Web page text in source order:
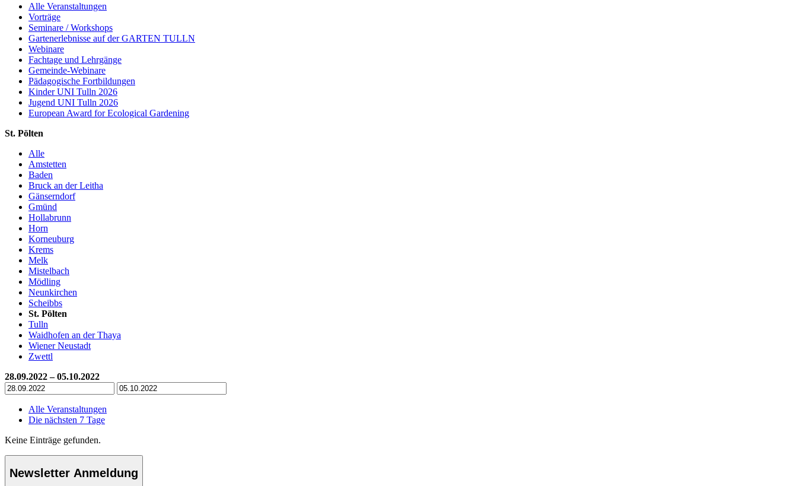
Alle Veranstaltungen
Vorträge
Seminare / Workshops
Gartenerlebnisse auf der GARTEN TULLN
Webinare
Fachtage und Lehrgänge
Gemeinde-Webinare
Pädagogische Fortbildungen
Kinder UNI Tulln 2026
Jugend UNI Tulln 2026
European Award for Ecological Gardening
St. Pölten
Alle
Amstetten
Baden
Bruck an der Leitha
Gänserndorf
Gmünd
Hollabrunn
Horn
Korneuburg
Krems
Melk
Mistelbach
Mödling
Neunkirchen
Scheibbs
St. Pölten
Tulln
Waidhofen an der Thaya
Wiener Neustadt
Zwettl
28.09.2022 – 05.10.2022
Alle Veranstaltungen
Die nächsten 7 Tage
Keine Einträge gefunden.
Newsletter Anmeldung